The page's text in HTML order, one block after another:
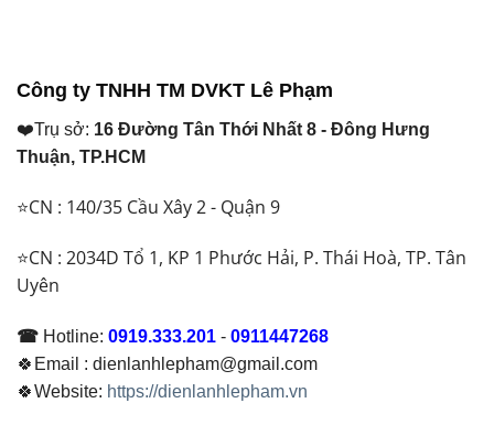
Công ty TNHH TM DVKT Lê Phạm
❤️Trụ sở: 16 Đường Tân Thới Nhất 8 - Đông Hưng
Thuận, TP.HCM
⭐CN : 140/35 Cầu Xây 2 - Quận 9
⭐CN : 2034D Tổ 1, KP 1 Phước Hải, P. Thái Hoà, TP. Tân
Uyên
☎ Hotline: 0919.333.201 - 0911447268
🍀Email : dienlanhlepham@gmail.com
🍀Website: https://dienlanhlepham.vn